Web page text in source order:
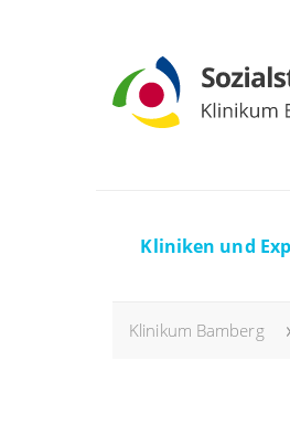
Kliniken und
Klinikum Bamberg